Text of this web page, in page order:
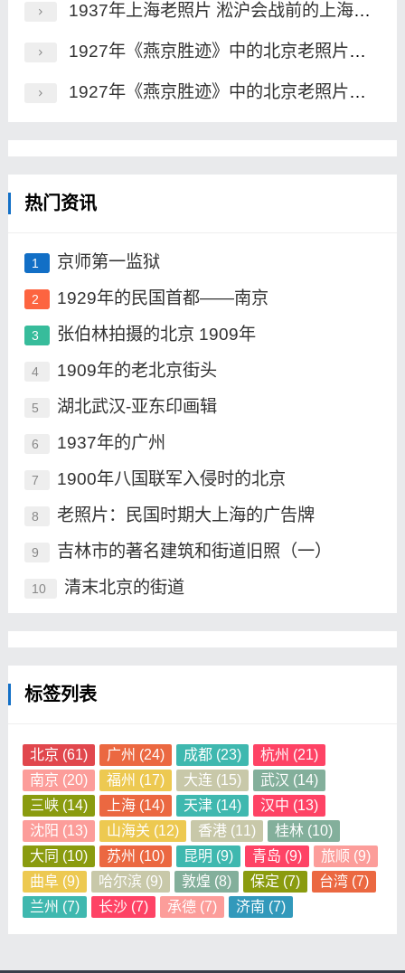
1937年上海老照片 淞沪会战前的上海风貌
1927年《燕京胜迹》中的北京老照片（一）
1927年《燕京胜迹》中的北京老照片（二）
热门资讯
1 京师第一监狱
2 1929年的民国首都——南京
3 张伯林拍摄的北京 1909年
4 1909年的老北京街头
5 湖北武汉-亚东印画辑
6 1937年的广州
7 1900年八国联军入侵时的北京
8 老照片：民国时期大上海的广告牌
9 吉林市的著名建筑和街道旧照（一）
10 清末北京的街道
标签列表
北京 (61) 广州 (24) 成都(23) 杭州 (21)
南京 (20) 福州 (17) 大连 (15) 武汉 (14)
三峡(14) 上海(14) 天津(14) 汉中 (13)
沈阳 (13) 山海关 (12) 香港(11) 桂林(10)
大同 (10) 苏州 (10) 昆明 (9) 青岛 (9) 旅顺 (9)
曲阜(9) 哈尔滨 (9) 敦煌 (8) 保定 (7) 台湾(7)
兰州 (7) 长沙(7) 承德(7) 济南 (7)